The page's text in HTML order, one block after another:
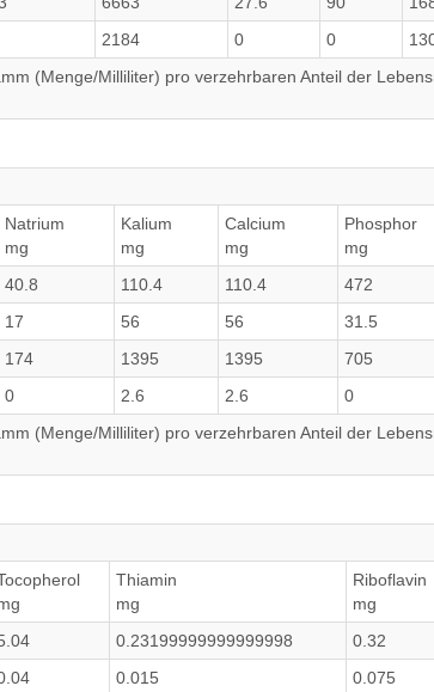
2184 0 0
(Menge/Milliliter) pro verzehrbaren Anteil der
Natrium
mg
Kalium
mg
Calcium
mg
Phosphor
mg
40.8 110.4 110.4 472
17 56 56 31.5
174 1395 1395 705
0 2.6 2.6 0
(Menge/Milliliter) pro verzehrbaren Anteil der
Thiamin
mg
Riboflavin
mg
0.23199999999999998 0.32
0.015 0.075